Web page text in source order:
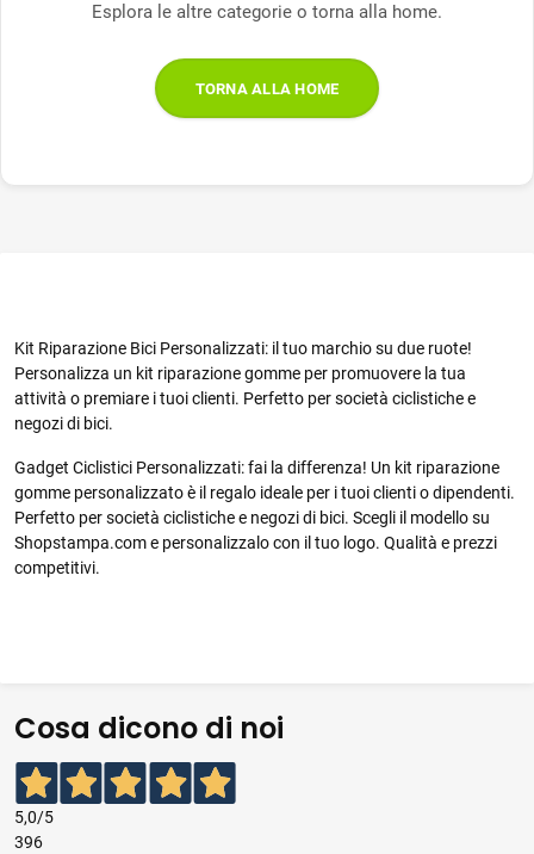
Esplora le altre categorie o torna alla home.
TORNA ALLA HOME
Kit Riparazione Bici Personalizzati: il tuo marchio su due ruote!
Personalizza un kit riparazione gomme per promuovere la tua
attività o premiare i tuoi clienti. Perfetto per società ciclistiche e
negozi di bici.
Gadget Ciclistici Personalizzati: fai la differenza! Un kit riparazione
gomme personalizzato è il regalo ideale per i tuoi clienti o dipendenti.
Perfetto per società ciclistiche e negozi di bici. Scegli il modello su
Shopstampa.com e personalizzalo con il tuo logo. Qualità e prezzi
competitivi.
Cosa dicono di noi
5,0/5
396